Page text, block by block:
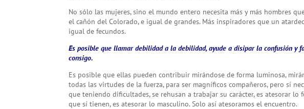
No sólo las mujeres, sino el mundo entero necesita más y más hombres
el cañón del Colorado, e igual de grandes. Más inspiradores que un
igual de fecundos.
Es posible que llamar debilidad a la debilidad, ayude a disipar la confusión y
consigo.
Es posible que ellas pueden contribuir mirándose de forma luminosa,
todas las virtudes de la fuerza, para ser magníficos compañeros, pero sí
que teniendo dificultades, se rehusan a trabajar su carácter, es atesorar lo
que sí tienen, es atesorar lo masculino. Solo así atesoramos el encuentro.